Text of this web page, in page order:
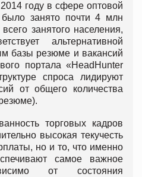
году в сфере оптовой
было занято почти 4 млн
занятого населения,
альтернативной
базы резюме и вакансий
портала «HeadHunter
спроса лидируют
от общего количества
торговых кадров
высокая текучесть
но и то, что именно
самое важное
от состояния